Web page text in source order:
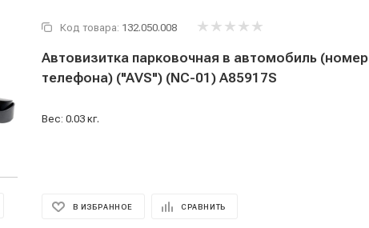
Код товара: 132.050.008
Автовизитка парковочная в автомобиль (номер
телефона) ("AVS") (NC-01) A85917S
Вес: 0.03 кг.
В ИЗБРАННОЕ СРАВНИТЬ